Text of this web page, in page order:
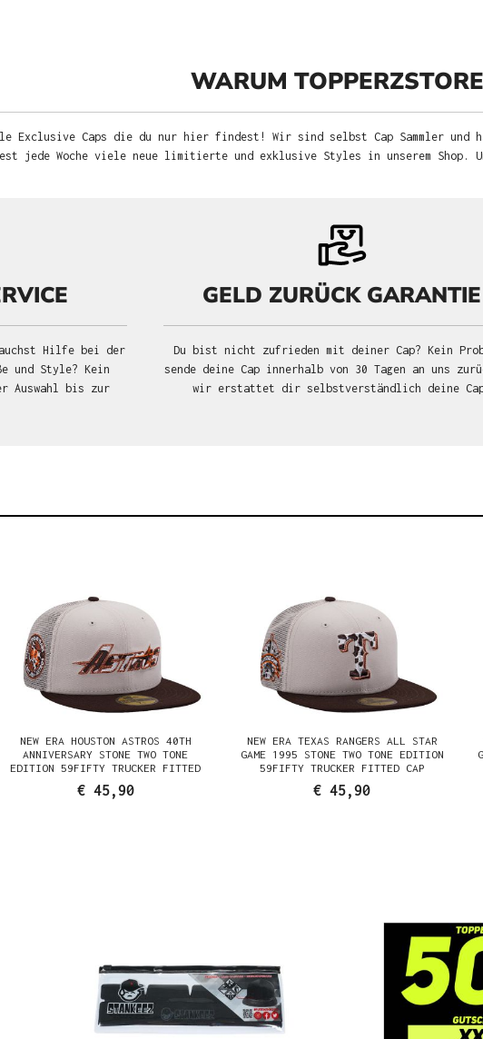
WARUM
Exclusive Caps die du nur hier findest! Wir sind selbst Cap Sammler und
jede Woche viele neue limitierte und exklusive Styles in unserem Shop.
Hilfe bei der
und Style? Kein
Auswahl bis zur
GELD ZURÜCK GARANTIE
Du bist nicht zufrieden mit deiner Cap? Kein
sende deine Cap innerhalb von 30 Tagen an uns
wir erstattet dir selbstverständlich deine
NEW ERA HOUSTON ASTROS 40TH
ANNIVERSARY STONE TWO TONE
EDITION 59FIFTY TRUCKER FITTED
CAP
€ 45,90
NEW ERA TEXAS RANGERS ALL STAR
GAME 1995 STONE TWO TONE EDITION
59FIFTY TRUCKER FITTED CAP
€ 45,90